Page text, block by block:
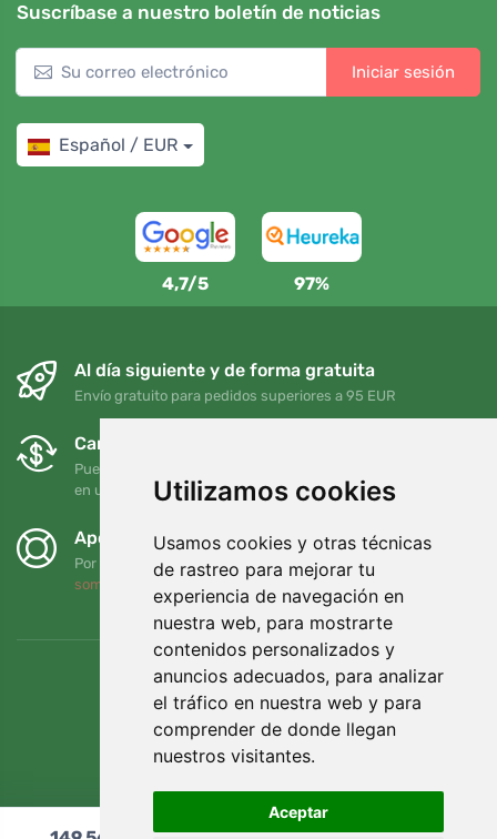
Utilizamos cookies
Usamos cookies y otras técnicas
de rastreo para mejorar tu
experiencia de navegación en
nuestra web, para mostrarte
contenidos personalizados y
anuncios adecuados, para analizar
el tráfico en nuestra web y para
comprender de donde llegan
nuestros visitantes.
Aceptar
Suscríbase a nuestro boletín de noticias
Iniciar sesión
Español / EUR
4,7/5 97%
Al día siguiente y de forma gratuita
Envío gratuito para pedidos superiores a 95 EUR
Cambios y devoluciones gratuitos
Puede devolver o cambiar su pedido en cualquier momento
en un plazo de 90 días
Apoyamos a Trees.org
Por cada pedido plantamos un árbol. Leer más
somos